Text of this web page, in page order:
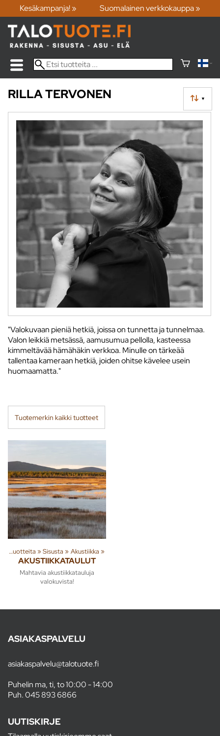
Kesäkampanja! » Suomalainen verkkokauppa »
▼
RILLA TERVONEN
"Valokuvaan pieniä hetkiä, joissa on tunnetta ja tunnelmaa.
Valon leikkiä metsässä, aamusumua pellolla, kasteessa
kimmeltävää hämähäkin verkkoa. Minulle on tärkeää
tallentaa kameraan hetkiä, joiden ohitse kävelee usein
huomaamatta."
Tuotemerkin kaikki tuotteet
Tuoteryhmiä ja tuotteita ‪»Sisusta ‪» Akustiikka ‪»
AKUSTIIKKATAULUT
Mahtavia akustiikkatauluja
valokuvista!
ASIAKASPALVELU
asiakaspalvelu@talotuote.fi
Puhelin ma, ti, to 10:00 - 14:00
Puh.045 893 6866
UUTISKIRJE